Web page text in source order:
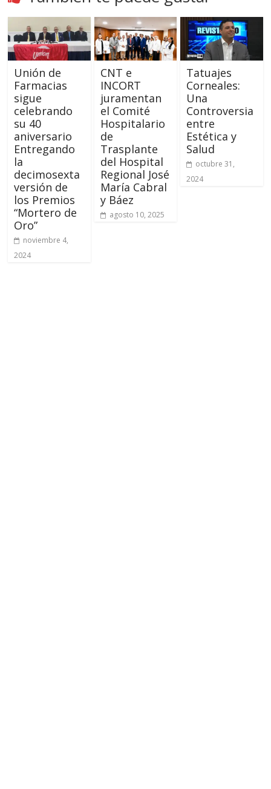
Unión de
Farmacias
sigue
celebrando
su 40
aniversario
Entregando
la
decimosexta
versión de
los Premios
“Mortero de
Oro”
noviembre 4,
2024
CNT e
INCORT
juramentan
el Comité
Hospitalario
de
Trasplante
del Hospital
Regional José
María Cabral
y Báez
agosto 10, 2025
Tatuajes
Corneales:
Una
Controversia
entre
Estética y
Salud
octubre 31,
2024